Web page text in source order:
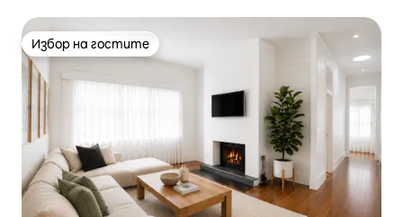
Избор на гостите
Избор на гостите